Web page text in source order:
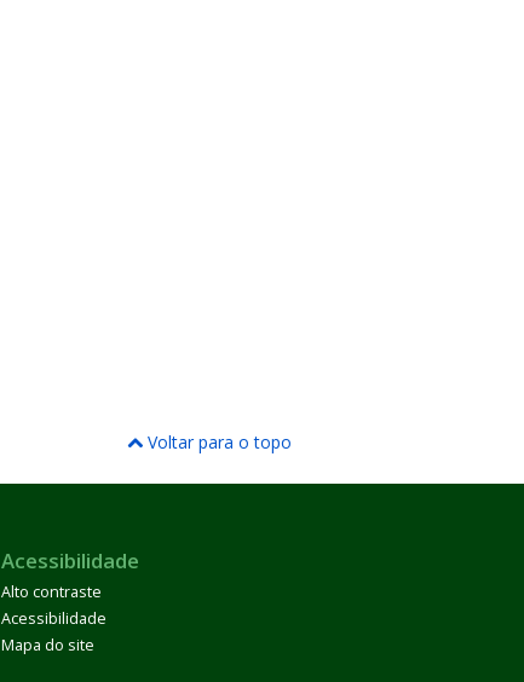
Voltar para o topo
Acessibilidade
Alto contraste
Acessibilidade
Mapa do site